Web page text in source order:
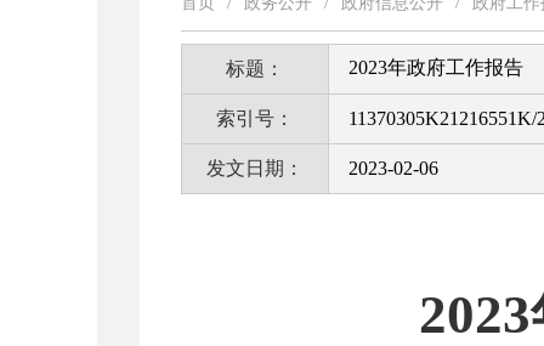
标题： 2023年政府工作报告
索引号： 11370305K21216551K/
发文日期： 2023-02-06